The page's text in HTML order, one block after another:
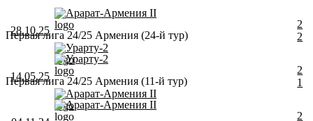
28.10.25
Арарат-Армения II
Урарту-2
2
2
Первая лига 24/25 Армения (24-й тур)
14.05.25
Урарту-2
Арарат-Армения II
2
1
Первая лига 24/25 Армения (11-й тур)
Арарат-Армения II
2